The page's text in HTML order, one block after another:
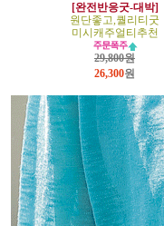
[완전반응굿-대박]
원단좋고,퀄리티굿
미시캐주얼티추천
29,800원
26,300원